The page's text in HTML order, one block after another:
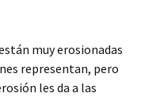
muy erosionadas
representan, pero
les da a las